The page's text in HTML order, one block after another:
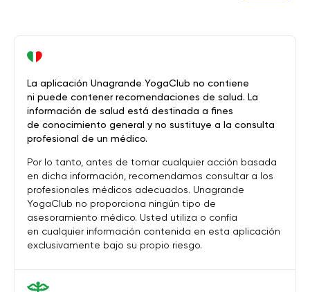
La aplicación Unagrande YogaClub no contiene
ni puede contener recomendaciones de salud. La
información de salud está destinada a fines
de conocimiento general y no sustituye a la consulta
profesional de un médico.
Por lo tanto, antes de tomar cualquier acción basada
en dicha información, recomendamos consultar a los
profesionales médicos adecuados. Unagrande
YogaClub no proporciona ningún tipo de
asesoramiento médico. Usted utiliza o confía
en cualquier información contenida en esta aplicación
exclusivamente bajo su propio riesgo.